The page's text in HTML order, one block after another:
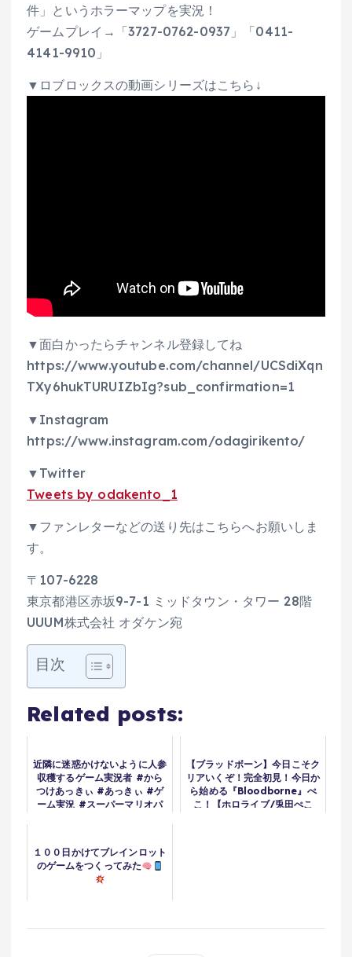
件」というホラーマップを実況！
ゲームプレイ→「3727-0762-0937」「0411-
4141-9910」
▼ロブロックスの動画シリーズはこちら↓
▼面白かったらチャンネル登録してね
https://www.youtube.com/channel/UCSdiXqn
TXy6hukTURUIZbIg?sub_confirmation=1
▼Instagram
https://www.instagram.com/odagirikento/
▼Twitter
Tweets by odakento_1
▼ファンレターなどの送り先はこちらへお願いしま
す。
〒107-6228
東京都港区赤坂9-7-1 ミッドタウン・タワー 28階
UUUM株式会社 オダケン宛
目次
Related posts:
近隣に迷惑かけないように人参
収穫するゲーム実況者 #から
つけあっきぃ #あっきぃ #ゲ
ーム実況 #スーパーマリオパ
【ブラッドボーン】今日こそク
リアいくぞ！完全初見！今日か
ら始める『Bloodborne』ぺ
こ！【ホロライブ/兎田ぺこ
１００日かけてブレインロット
のゲームをつくってみた